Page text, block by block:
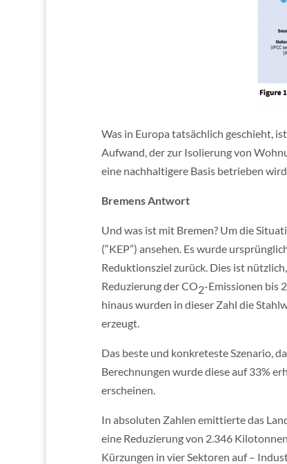
Was in Europa tatsächlich geschieht,
Aufwand, der zur Isolierung von
eine nachhaltigere Basis betrieben
Bremens Antwort
Und was ist mit Bremen? Um die
(“KEP”) ansehen. Es wurde
Reduktionsziel zurück. Dies ist
Reduzierung der CO2-Emissionen bis
hinaus wurden in dieser Zahl die
erzeugt.
Das beste und konkreteste Szenario,
Berechnungen wurde diese auf 33%
erscheinen.
In absoluten Zahlen emittierte das
eine Reduzierung von 2.346
Kürzungen in vier Sektoren auf –